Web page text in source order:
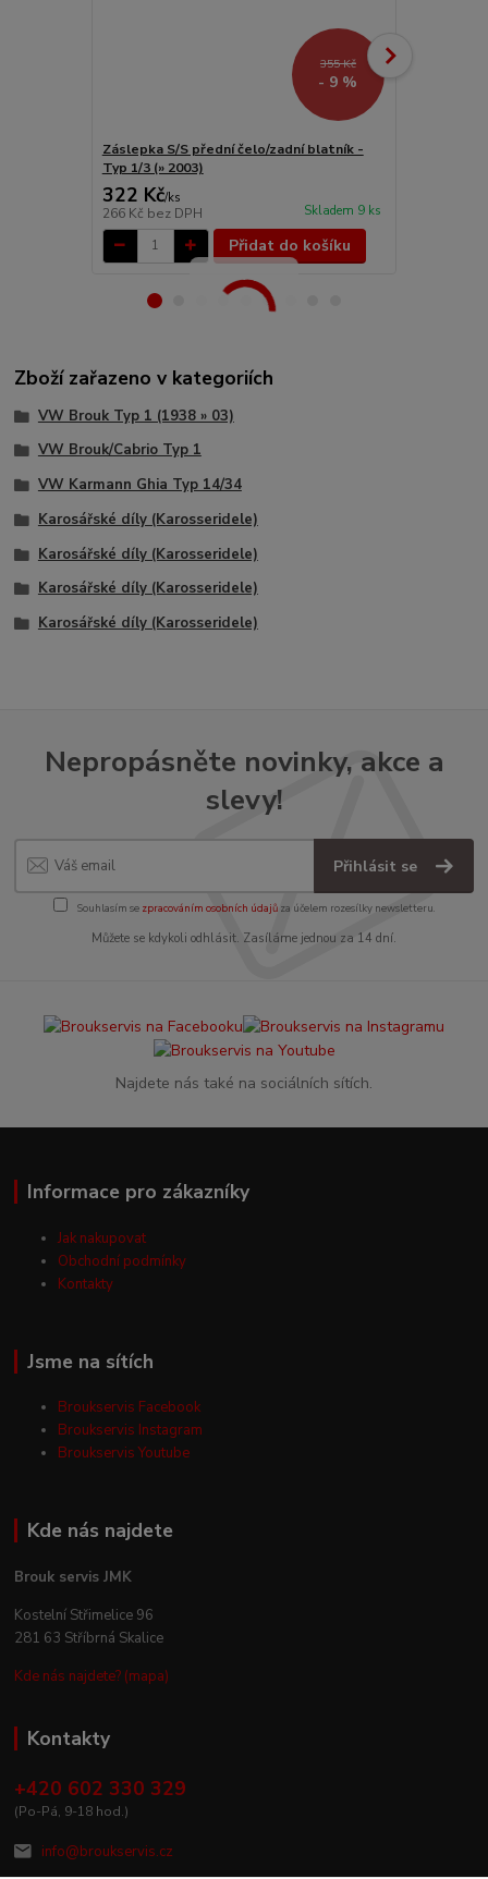
355 Kč
- 9 %
Záslepka S/S přední čelo/zadní blatník -
Typ 1/3 (» 2003)
322 Kč/ks
266 Kč bez DPH Skladem 9 ks
Přidat do košíku
Zboží zařazeno v kategoriích
VW Brouk Typ 1 (1938 » 03)
VW Brouk/Cabrio Typ 1
VW Karmann Ghia Typ 14/34
Karosářské díly (Karosseridele)
Karosářské díly (Karosseridele)
Karosářské díly (Karosseridele)
Karosářské díly (Karosseridele)
Nepropásněte novinky, akce a
slevy!
Přihlásit se
Souhlasím se zpracováním osobních údajůza účelem rozesílky newsletteru.
Můžete se kdykoli odhlásit. Zasíláme jednou za 14 dní.
Najdete nás také na sociálních sítích.
Informace pro zákazníky
Jak nakupovat
Obchodní podmínky
Kontakty
Jsme na sítích
Broukservis Facebook
Broukservis Instagram
Broukservis Youtube
Kde nás najdete
Brouk servis JMK
Kostelní Střimelice 96
281 63 Stříbrná Skalice
Kde nás najdete? (mapa)
Kontakty
+420 602 330 329
(Po-Pá, 9-18 hod.)
info@broukservis.cz